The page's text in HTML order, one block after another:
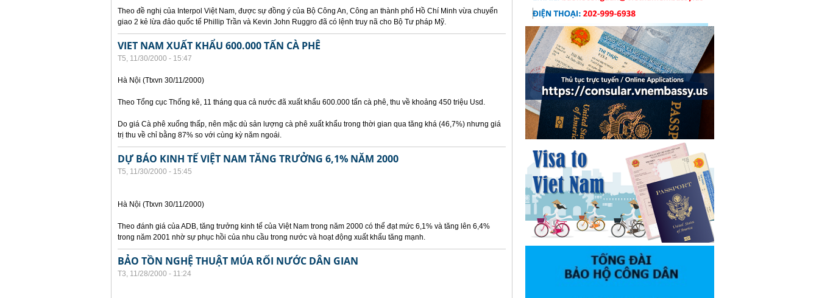
Theo đề nghị của Interpol Việt Nam, được sự đồng ý của Bộ Công An, Công an thành phố Hồ Chí Minh vừa chuyển
giao 2 kẻ lừa đảo quốc tế Phillip Trần và Kevin John Ruggro đã có lệnh truy nã cho Bộ Tư pháp Mỹ.
VIET NAM XUẤT KHẨU 600.000 TẤN CÀ PHÊ
T5, 11/30/2000 - 15:47
Hà Nội (Ttxvn 30/11/2000)
Theo Tổng cục Thống kê, 11 tháng qua cả nước đã xuất khẩu 600.000 tấn cà phê, thu về khoảng 450 triệu Usd.
Do giá Cà phê xuống thấp, nên mặc dù sản lượng cà phê xuất khẩu trong thời gian qua tăng khá (46,7%) nhưng giá
trị thu về chỉ bằng 87% so với cùng kỳ năm ngoái.
DỰ BÁO KINH TẾ VIỆT NAM TĂNG TRƯỞNG 6,1% NĂM 2000
T5, 11/30/2000 - 15:45
Hà Nội (Ttxvn 30/11/2000)
Theo đánh giá của ADB, tăng trưởng kinh tế của Việt Nam trong năm 2000 có thể đạt mức 6,1% và tăng lên 6,4%
trong năm 2001 nhờ sự phục hồi của nhu cầu trong nước và hoạt động xuất khẩu tăng mạnh.
BẢO TỒN NGHỆ THUẬT MÚA RỐI NƯỚC DÂN GIAN
T3, 11/28/2000 - 11:24